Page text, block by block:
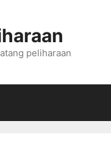
peliharaan